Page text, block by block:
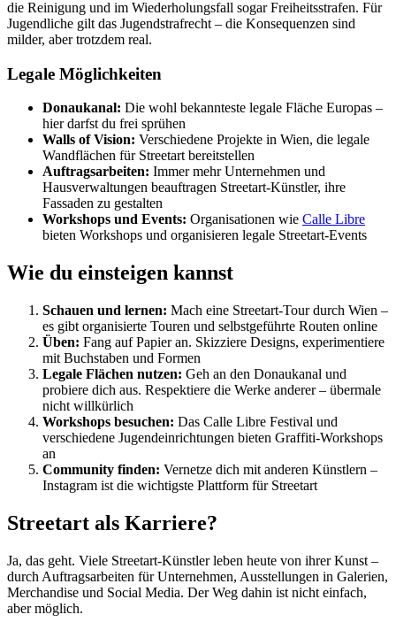
die Reinigung und im Wiederholungsfall sogar Freiheitsstrafen. Für
Jugendliche gilt das Jugendstrafrecht – die Konsequenzen sind
milder, aber trotzdem real.
Legale Möglichkeiten
Donaukanal: Die wohl bekannteste legale Fläche Europas –
hier darfst du frei sprühen
Walls of Vision: Verschiedene Projekte in Wien, die legale
Wandflächen für Streetart bereitstellen
Auftragsarbeiten: Immer mehr Unternehmen und
Hausverwaltungen beauftragen Streetart-Künstler, ihre
Fassaden zu gestalten
Workshops und Events: Organisationen wie Calle Libre
bieten Workshops und organisieren legale Streetart-Events
Wie du einsteigen kannst
Schauen und lernen: Mach eine Streetart-Tour durch Wien –
es gibt organisierte Touren und selbstgeführte Routen online
Üben: Fang auf Papier an. Skizziere Designs, experimentiere
mit Buchstaben und Formen
Legale Flächen nutzen: Geh an den Donaukanal und
probiere dich aus. Respektiere die Werke anderer – übermale
nicht willkürlich
Workshops besuchen: Das Calle Libre Festival und
verschiedene Jugendeinrichtungen bieten Graffiti-Workshops
an
Community finden: Vernetze dich mit anderen Künstlern –
Instagram ist die wichtigste Plattform für Streetart
Streetart als Karriere?
Ja, das geht. Viele Streetart-Künstler leben heute von ihrer Kunst –
durch Auftragsarbeiten für Unternehmen, Ausstellungen in Galerien,
Merchandise und Social Media. Der Weg dahin ist nicht einfach,
aber möglich.